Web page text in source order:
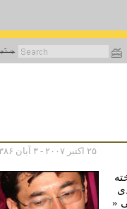
۲۵ اکتبر ۲۰۰۷ - ۳ آبان ۱۳۸۶
«